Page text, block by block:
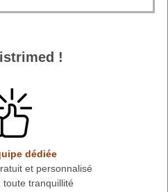
!
dédiée
et personnalisé
toute tranquillité